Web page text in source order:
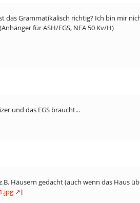
das Grammatikalisch richtig? Ich bin mir
für ASH/EGS, NEA 50 Kv/H)
und das EGS braucht...
Häusern gedacht (auch wenn das Haus
]